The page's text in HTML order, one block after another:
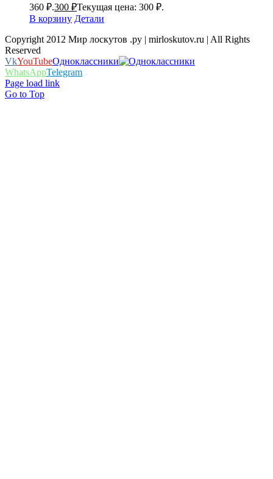
360 ₽.300 ₽Текущая цена: 300 ₽.
В корзину Детали
Copyright 2012 Мир лоскутов .ру | mirloskutov.ru | All Rights
Reserved
VkYouTubeОдноклассники
WhatsAppTelegram
Page load link
Go to Top